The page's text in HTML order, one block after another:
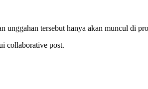
unggahan tersebut hanya akan muncul di
collaborative post.